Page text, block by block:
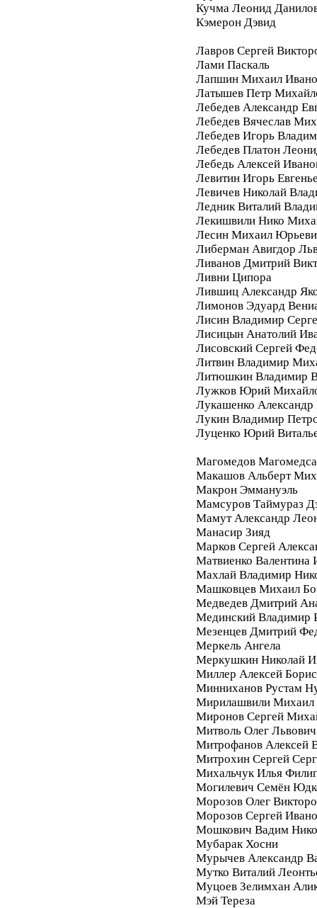
Кучма Леонид
Кэмерон Дэвид
Лавров Сергей
Лами Паскаль
Лапшин Михаил
Латышев Петр
Лебедев Александр
Лебедев Вячеслав
Лебедев Игорь
Лебедев Платон
Лебедь Алексей
Левитин Игорь
Левичев Николай
Ледник Виталий
Лекишвили Нико
Лесин Михаил
Либерман Авигдор
Ливанов Дмитрий
Ливни Ципора
Лившиц Александр
Лимонов Эдуард
Лисин Владимир
Лисицын Анатолий
Лисовский Сергей
Литвин Владимир
Литюшкин Владимир
Лужков Юрий
Лукашенко Александр
Лукин Владимир
Луценко Юрий
Магомедов
Макашов Альберт
Макрон Эммануэль
Мамсуров Таймураз
Мамут Александр
Манасир Зияд
Марков Сергей
Матвиенко Валентина
Махлай Владимир
Машковцев Михаил
Медведев Дмитрий
Мединский Владимир
Мезенцев Дмитрий
Меркель Ангела
Меркушкин Николай
Миллер Алексей
Минниханов Рустам
Мирилашвили Михаил
Миронов Сергей
Митволь Олег Львович
Митрофанов Алексей
Митрохин Сергей
Михальчук Илья
Могилевич Семён
Морозов Олег
Морозов Сергей
Мошкович Вадим
Мубарак Хосни
Мурычев Александр
Мутко Виталий
Муцоев Зелимхан
Мэй Тереза